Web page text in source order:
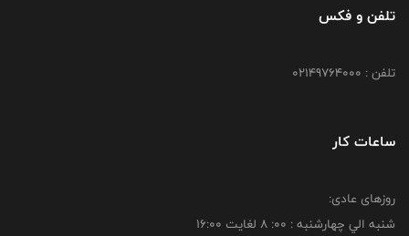
تلفن و فکس
تلفن : 02149764000
ساعات کار
روزهای عادی:
شنبه الي چهارشنبه : 00: 8 لغايت 16:00